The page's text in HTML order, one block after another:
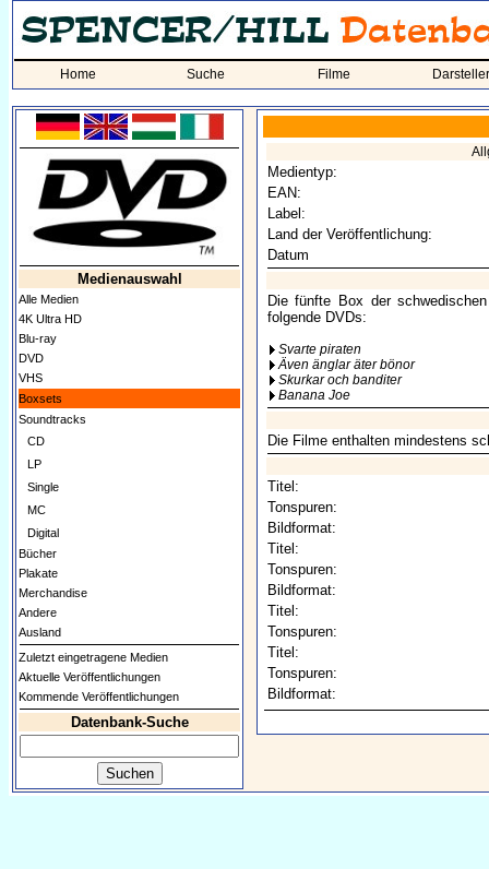
Home Suche Filme Darsteller
Medienauswahl
Alle Medien
4K Ultra HD
Blu-ray
DVD
VHS
Boxsets
Soundtracks
CD
LP
Single
MC
Digital
Bücher
Plakate
Merchandise
Andere
Ausland
Zuletzt eingetragene Medien
Aktuelle Veröffentlichungen
Kommende Veröffentlichungen
Datenbank-Suche
Medientyp:
EAN:
Label:
Land der Veröffentlichung:
Datum
Die fünfte Box der
folgende DVDs:
Svarte piraten
Även änglar äter bönor
Skurkar och banditer
Banana Joe
Die Filme enthalten mindestens
Titel:
Tonspuren:
Bildformat:
Titel:
Tonspuren:
Bildformat:
Titel:
Tonspuren:
Titel:
Tonspuren:
Bildformat: